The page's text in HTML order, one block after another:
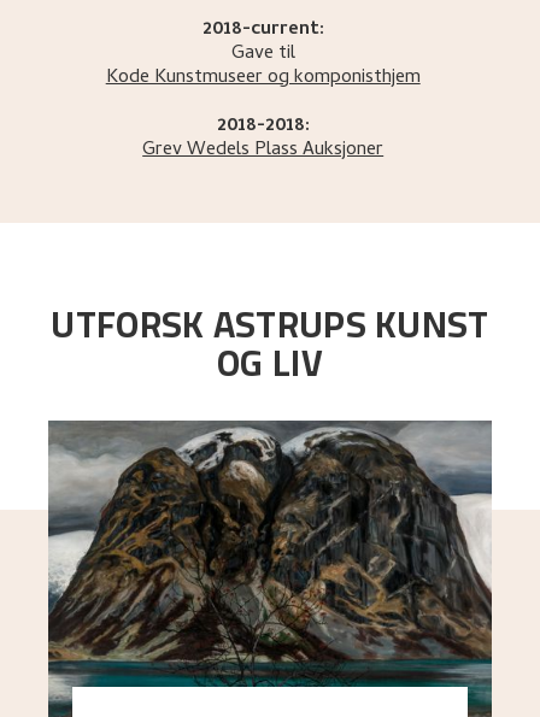
2018-current:
Gave til
Kode Kunstmuseer og komponisthjem
2018-2018:
Grev Wedels Plass Auksjoner
UTFORSK ASTRUPS KUNST
OG LIV